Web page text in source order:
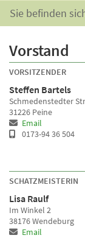
Sie befinden
Vorstand
VORSITZENDER
Steffen Bartels
Schmedenstedter
31226 Peine
Email
0173-94 36 504
SCHATZMEISTERIN
Lisa Raulf
Im Winkel 2
38176 Wendeburg
Email